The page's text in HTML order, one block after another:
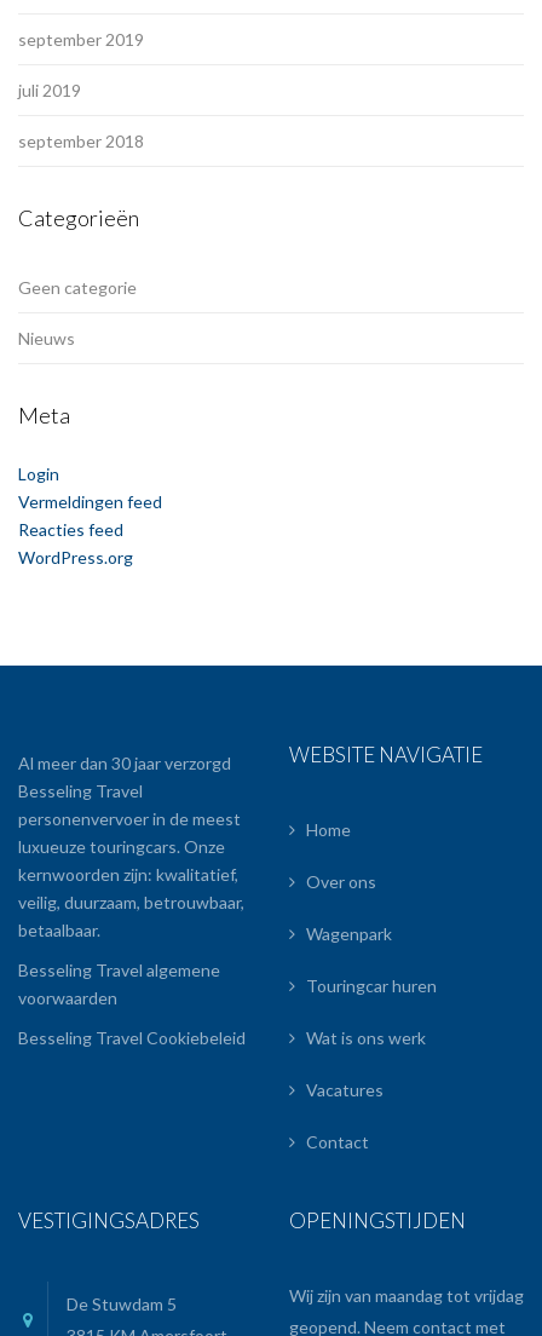
september 2019
juli 2019
september 2018
Categorieën
Geen categorie
Nieuws
Meta
Login
Vermeldingen feed
Reacties feed
WordPress.org
Al meer dan 30 jaar verzorgd
Besseling Travel
personenvervoer in de meest
luxueuze touringcars. Onze
kernwoorden zijn: kwalitatief,
veilig, duurzaam, betrouwbaar,
betaalbaar.
Besseling Travel algemene
voorwaarden
Besseling Travel Cookiebeleid
WEBSITE NAVIGATIE
Home
Over ons
Wagenpark
Touringcar huren
Wat is ons werk
Vacatures
Contact
VESTIGINGSADRES
De Stuwdam 5
OPENINGSTIJDEN
Wij zijn van maandag tot vrijdag
geopend. Neem contact met